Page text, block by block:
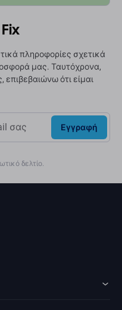
πληροφορίες σχετικά
μας. Ταυτόχρονα,
ότι είμαι
Εγγραφή
δελτίο.